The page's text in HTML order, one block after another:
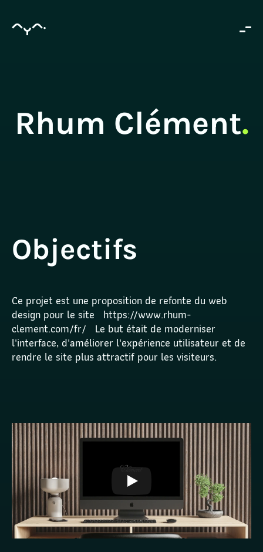
Rhum Clément.
Ce projet est une proposition de refonte du web
design pour le site   https://www.rhum-
clement.com/fr/   Le but était de moderniser
l'interface, d'améliorer l'expérience utilisateur et de
rendre le site plus attractif pour les visiteurs.
Objectifs